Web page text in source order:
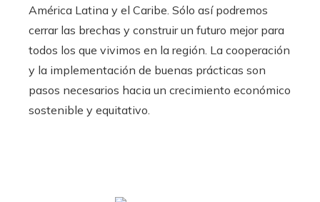
América Latina y el Caribe. Sólo así podremos
cerrar las brechas y construir un futuro mejor para
todos los que vivimos en la región. La cooperación
y la implementación de buenas prácticas son
pasos necesarios hacia un crecimiento económico
sostenible y equitativo.